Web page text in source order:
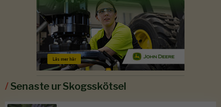
/Senaste ur Skogsskötsel